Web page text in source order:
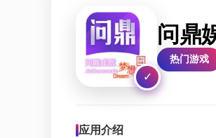
✓
问鼎
热门游戏
应用介绍